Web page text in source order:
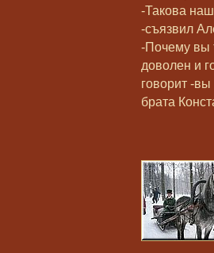
-Такова
-съязвил
-Почему вы
доволен и
говорит -
брата